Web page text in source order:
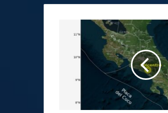
sacude
Zeledón
Central